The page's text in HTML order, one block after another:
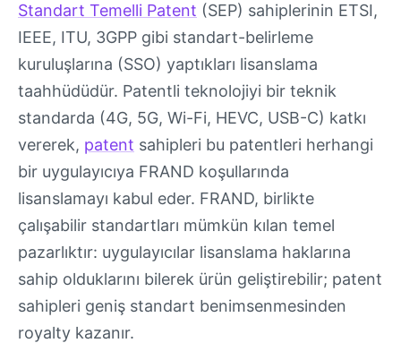
Standart Temelli Patent (SEP) sahiplerinin ETSI,
IEEE, ITU, 3GPP gibi standart-belirleme
kuruluşlarına (SSO) yaptıkları lisanslama
taahhüdüdür. Patentli teknolojiyi bir teknik
standarda (4G, 5G, Wi-Fi, HEVC, USB-C) katkı
vererek, patent sahipleri bu patentleri herhangi
bir uygulayıcıya FRAND koşullarında
lisanslamayı kabul eder. FRAND, birlikte
çalışabilir standartları mümkün kılan temel
pazarlıktır: uygulayıcılar lisanslama haklarına
sahip olduklarını bilerek ürün geliştirebilir; patent
sahipleri geniş standart benimsenmesinden
royalty kazanır.